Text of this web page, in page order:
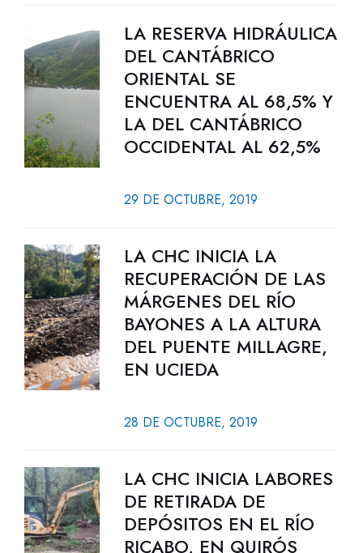
LA RESERVA HIDRÁULICA
DEL CANTÁBRICO
ORIENTAL SE
ENCUENTRA AL 68,5% Y
LA DEL CANTÁBRICO
OCCIDENTAL AL 62,5%
29 DE OCTUBRE, 2019
LA CHC INICIA LA
RECUPERACIÓN DE LAS
MÁRGENES DEL RÍO
BAYONES A LA ALTURA
DEL PUENTE MILLAGRE,
EN UCIEDA
28 DE OCTUBRE, 2019
LA CHC INICIA LABORES
DE RETIRADA DE
DEPÓSITOS EN EL RÍO
RICABO, EN QUIRÓS